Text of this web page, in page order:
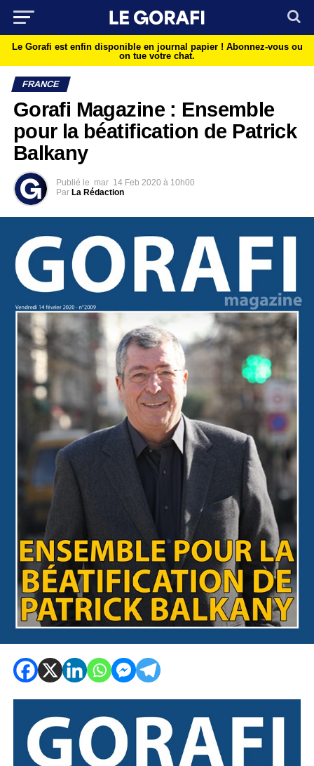
Le Gorafi est enfin disponible en journal papier ! Abonnez-vous ou
on tue votre chat.
FRANCE
Gorafi Magazine : Ensemble
pour la béatification de Patrick
Balkany
Publié le mar 14 Feb 2020 à 10h00
Par La Rédaction